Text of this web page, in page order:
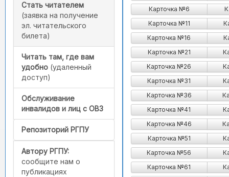
Стать читателем
(заявка на получение
эл. читательского
билета)
Читать там, где вам
удобно (удаленный
доступ)
Обслуживание
инвалидов и лиц с ОВЗ
Репозиторий РГПУ
Автору РГПУ:
сообщите нам о
публикациях
Карточка №6
Карточка №11
Карточка №16
Карточка №21
Карточка №26
Карточка №31
Карточка №36
Карточка №41
Карточка №46
Карточка №51
Карточка №56
Карточка №61